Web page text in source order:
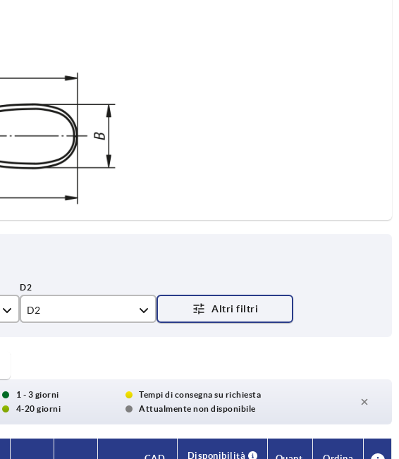
D2
9
11
1 - 3 giorni
Tempi di consegna su richiesta
4-20 giorni
Attualmente non disponibile
Disponibilità
Disponibilità